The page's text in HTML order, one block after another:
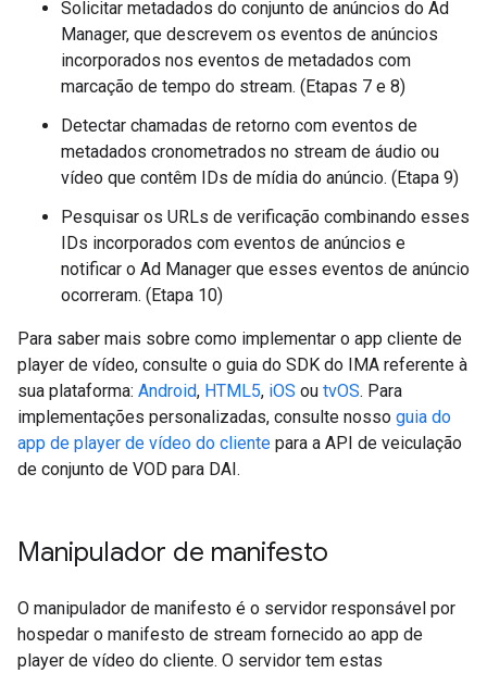
Solicitar metadados do conjunto de anúncios do Ad
Manager, que descrevem os eventos de anúncios
incorporados nos eventos de metadados com
marcação de tempo do stream. (Etapas 7 e 8)
Detectar chamadas de retorno com eventos de
metadados cronometrados no stream de áudio ou
vídeo que contêm IDs de mídia do anúncio. (Etapa 9)
Pesquisar os URLs de verificação combinando esses
IDs incorporados com eventos de anúncios e
notificar o Ad Manager que esses eventos de anúncio
ocorreram. (Etapa 10)
Para saber mais sobre como implementar o app cliente de
player de vídeo, consulte o guia do SDK do IMA referente à
sua plataforma: Android, HTML5, iOS ou tvOS. Para
implementações personalizadas, consulte nosso guia do
app de player de vídeo do cliente para a API de veiculação
de conjunto de VOD para DAI.
Manipulador de manifesto
O manipulador de manifesto é o servidor responsável por
hospedar o manifesto de stream fornecido ao app de
player de vídeo do cliente. O servidor tem estas